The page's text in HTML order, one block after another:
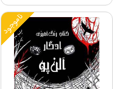
ناموجود